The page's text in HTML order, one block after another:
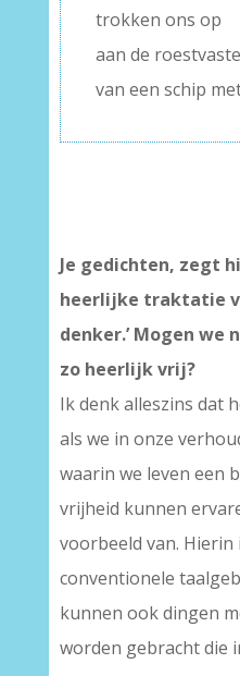
trokken ons op
aan de
van een schip
Je gedichten, zegt
heerlijke traktatie
denker.’ Mogen we
zo heerlijk vrij?
Ik denk alleszins dat
als we in onze
waarin we leven een
vrijheid kunnen
voorbeeld van.
conventionele
kunnen ook dingen
worden gebracht die